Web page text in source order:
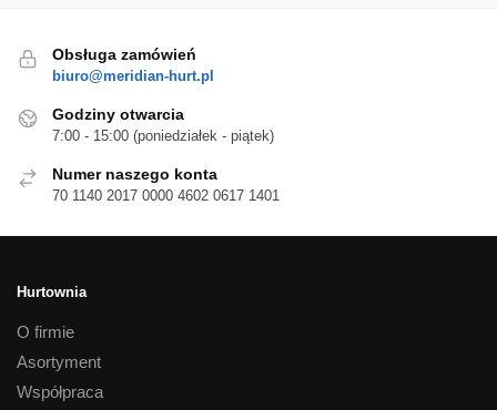
Obsługa zamówień
biuro@meridian-hurt.pl
Godziny otwarcia
7:00 - 15:00 (poniedziałek - piątek)
Numer naszego konta
70 1140 2017 0000 4602 0617 1401
Hurtownia
O firmie
Asortyment
Współpraca